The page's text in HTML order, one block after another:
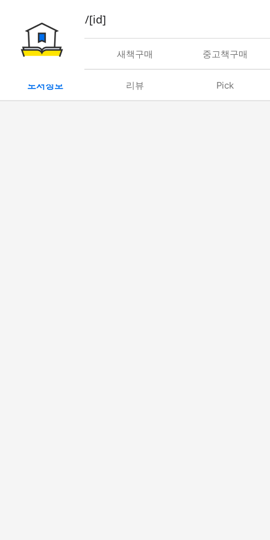
book/rent/[id]
대여 새책구매 중고책구매
도서정보 리뷰 Pick